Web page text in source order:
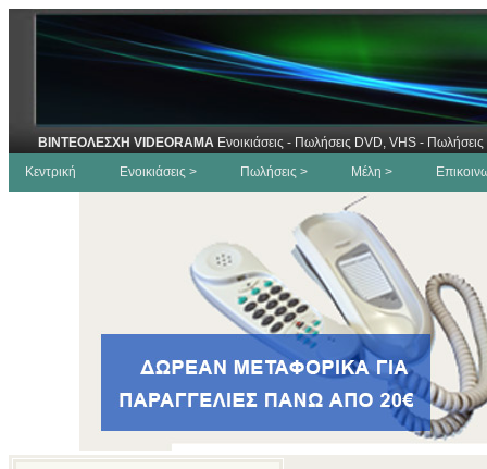
ΒΙΝΤΕΟΛΕΣΧΗ VIDEORAMA Ενοικιάσεις - Πωλήσεις DVD, VHS -
Κεντρική
Ενοικιάσεις > Πωλήσεις > Μέλη >